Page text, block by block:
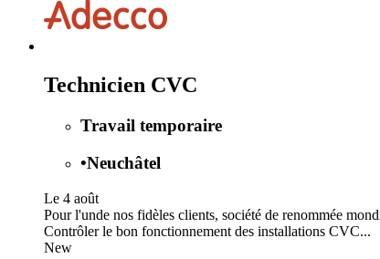
Technicien CVC
Travail temporaire
•Neuchâtel
Le 4 août
Pour l'unde nos fidèles clients, société de renommée
Contrôler le bon fonctionnement des installations CVC...
New